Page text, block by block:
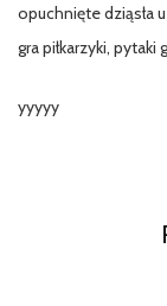
opuchnięte dziąsła
gra piłkarzyki, pytaki
yyyyy